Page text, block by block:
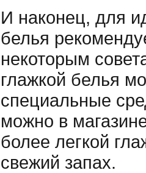
И наконец, для
белья
некоторым
глажкой белья
специальные
можно в
более легкой
свежий запах.